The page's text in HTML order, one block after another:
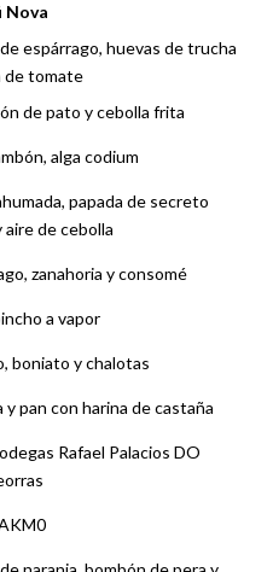
Nova
espárrago, huevas de trucha
de tomate
de pato y cebolla frita
alga codium
papada de secreto
aire de cebolla
zanahoria y consomé
a vapor
boniato y chalotas
pan con harina de castaña
Rafael Palacios DO